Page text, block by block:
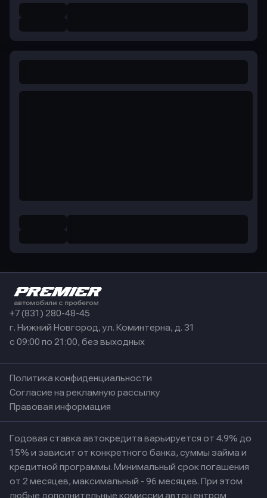
+7 (831) 280-48-45
г. Нижний Новгород, ул. Коминтерна, д. 31
с 09:00 по 21:00, без выходных
Политика конфиденциальности
Согласие на рекламную рассылку
Правовая информация
Годовая ставка автокредита варьируется от 4.9% до
15% и зависит от конкретного банка, суммы займа и
кредитной программы. Минимальный срок погашения
от 2 месяцев, максимальный - 96 месяцев. При этом
любые дополнительные комиссии автоцентром